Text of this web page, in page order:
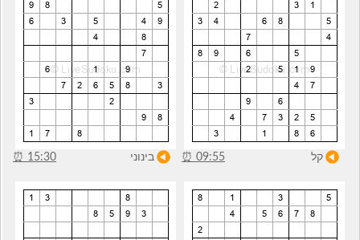
קל 09:55
⏰ בינוני 15:30
⏰